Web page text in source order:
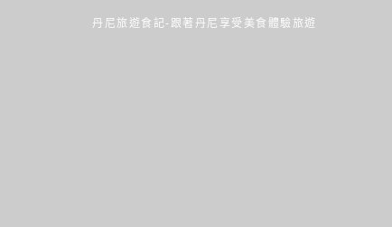
丹尼旅遊食記-跟著丹尼享受美食體驗旅遊